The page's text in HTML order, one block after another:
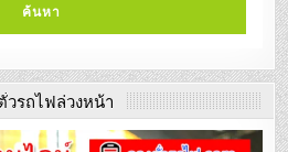
วรถไฟล่วงหน้า